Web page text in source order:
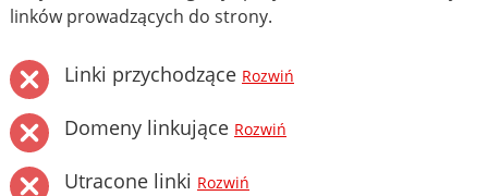
linków prowadzących do strony.
Linki przychodzące Rozwiń
Domeny linkujące Rozwiń
Utracone linki Rozwiń